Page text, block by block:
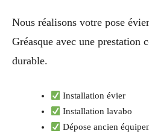
Nous réalisons votre pose
Gréasque avec une prestation
durable.
Installation évier
Installation lavabo
Dépose ancien